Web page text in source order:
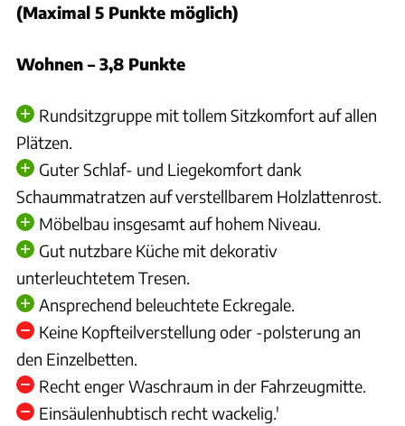
(Maximal 5 Punkte möglich)
Wohnen – 3,8 Punkte
Rundsitzgruppe mit tollem Sitzkomfort auf allen
Plätzen.
Guter Schlaf- und Liegekomfort dank
Schaummatratzen auf verstellbarem Holzlattenrost.
Möbelbau insgesamt auf hohem Niveau.
Gut nutzbare Küche mit dekorativ
unterleuchtetem Tresen.
Ansprechend beleuchtete Eckregale.
Keine Kopfteilverstellung oder -polsterung an
den Einzelbetten.
Recht enger Waschraum in der Fahrzeugmitte.
Einsäulenhubtisch recht wackelig.'